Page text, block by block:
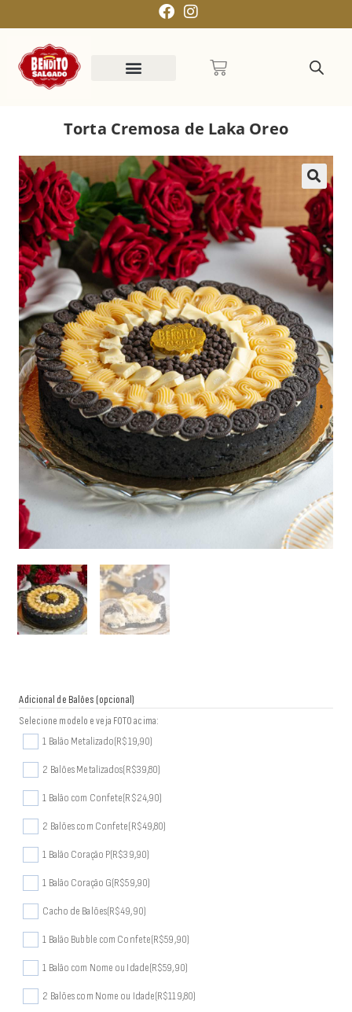
Torta Cremosa de Laka Oreo
Adicional de Balões (opcional)
Selecione modelo e veja FOTO acima:
1 Balão Metalizado(R$19,90)
2 Balões Metalizados(R$39,80)
1 Balão com Confete(R$24,90)
2 Balões com Confete(R$49,80)
1 Balão Coração P(R$39,90)
1 Balão Coração G(R$59,90)
Cacho de Balões(R$49,90)
1 Balão Bubble com Confete(R$59,90)
1 Balão com Nome ou Idade(R$59,90)
2 Balões com Nome ou Idade(R$119,80)